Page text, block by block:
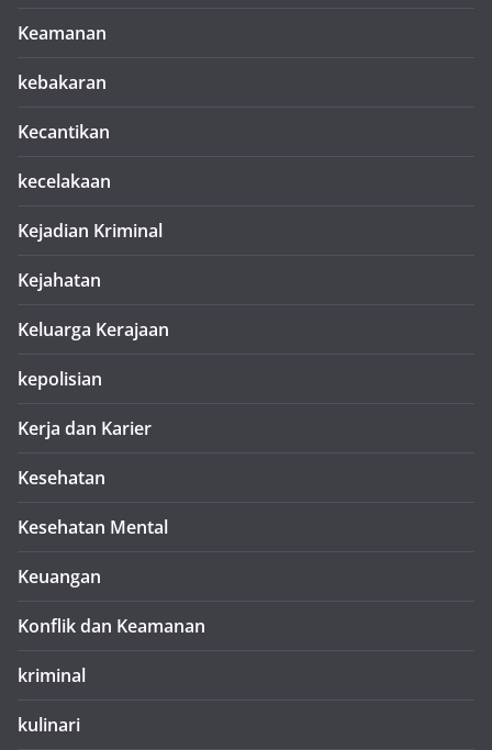
Keamanan
kebakaran
Kecantikan
kecelakaan
Kejadian Kriminal
Kejahatan
Keluarga Kerajaan
kepolisian
Kerja dan Karier
Kesehatan
Kesehatan Mental
Keuangan
Konflik dan Keamanan
kriminal
kulinari